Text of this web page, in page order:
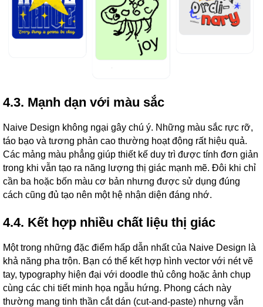
4.3. Mạnh dạn với màu sắc
Naive Design không ngại gây chú ý. Những màu sắc rực rỡ,
táo bạo và tương phản cao thường hoạt động rất hiệu quả.
Các mảng màu phẳng giúp thiết kế duy trì được tính đơn giản
trong khi vẫn tạo ra năng lượng thị giác mạnh mẽ. Đôi khi chỉ
cần ba hoặc bốn màu cơ bản nhưng được sử dụng đúng
cách cũng đủ tạo nên một hệ nhận diện đáng nhớ.
4.4. Kết hợp nhiều chất liệu thị giác
Một trong những đặc điểm hấp dẫn nhất của Naive Design là
khả năng pha trộn. Bạn có thể kết hợp hình vector với nét vẽ
tay, typography hiện đại với doodle thủ công hoặc ảnh chụp
cùng các chi tiết minh họa ngẫu hứng. Phong cách này
thường mang tinh thần cắt dán (cut-and-paste) nhưng vẫn